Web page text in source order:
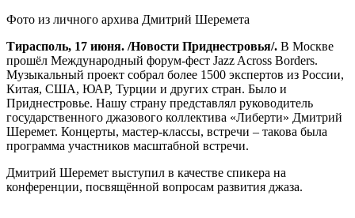
Фото из личного архива Дмитрий Шеремета
Тирасполь, 17 июня. /Новости Приднестровья/. В Москве
прошёл Международный форум-фест Jazz Across Borders.
Музыкальный проект собрал более 1500 экспертов из России,
Китая, США, ЮАР, Турции и других стран. Было и
Приднестровье. Нашу страну представлял руководитель
государственного джазового коллектива «Либерти» Дмитрий
Шеремет. Концерты, мастер-классы, встречи – такова была
программа участников масштабной встречи.
Дмитрий Шеремет выступил в качестве спикера на
конференции, посвящённой вопросам развития джаза.